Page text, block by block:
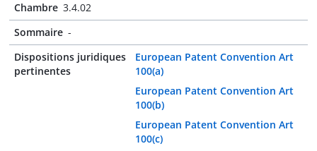
Chambre 3.4.02
Sommaire -
Dispositions juridiques
pertinentes
European Patent Convention Art
100(a)
European Patent Convention Art
100(b)
European Patent Convention Art
100(c)